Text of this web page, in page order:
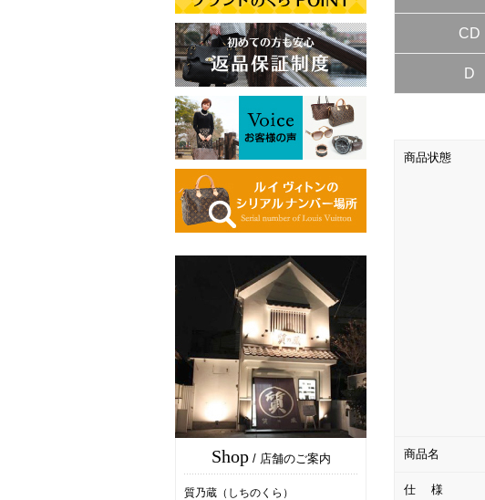
Shop/ 店舗のご案内
質乃蔵（しちのくら）
CD
D
商品状態
商品名
仕 様